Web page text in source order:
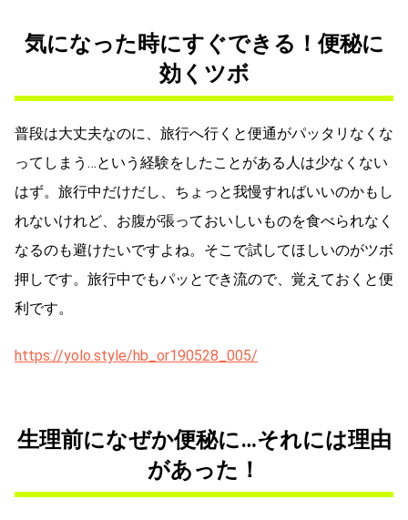
気になった時にすぐできる！便秘に
効くツボ
普段は大丈夫なのに、旅行へ行くと便通がパッタリなくな
ってしまう…という経験をしたことがある人は少なくない
はず。旅行中だけだし、ちょっと我慢すればいいのかもし
れないけれど、お腹が張っておいしいものを食べられなく
なるのも避けたいですよね。そこで試してほしいのがツボ
押しです。旅行中でもパッとでき流ので、覚えておくと便
利です。
https://yolo.style/hb_or190528_005/
生理前になぜか便秘に…それには理由
があった！